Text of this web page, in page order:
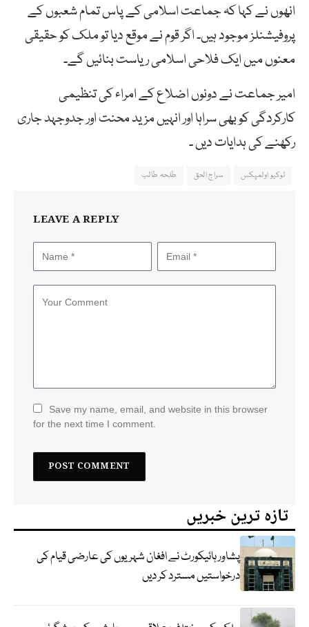
انھوں نے کہا کہ جماعت اسلامی کے پاس تمام شعبوں کے
پروفیشنلز موجود ہیں۔ اگر قوم نے موقع دیا تو ملک کو حقیقی
معنوں میں ایک فلاحی اسلامی ریاست بنائیں گے۔
امیر جماعت نے دونوں اضلاع کے امراء کی تنظیمی
کارکردگی کو بھی سراہا اور انہیں مزید محنت اور جدوجہد جاری
رکھنے کی ہدایات دیں ۔
ٹوکیو اولمپکس سراج الحق طلحہ طالب
LEAVE A REPLY
Save my name, email, and website in this browser
for the next time I comment.
تازہ ترین خبریں
پشاور ہائیکورٹ نے افغان شہریوں کی عارضی قیام کی
درخواستیں مسترد کر دیں